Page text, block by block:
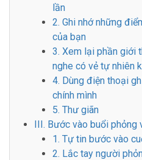
lần
2. Ghi nhớ những
của bạn
3. Xem lại phần giới
nghe có vẻ tự nhiên
4. Dùng điện thoại
chính mình
5. Thư giãn
III. Bước vào buổi phỏng
1. Tự tin bước vào
2. Lắc tay người